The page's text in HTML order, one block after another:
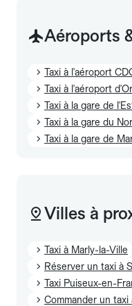
Aéroports
Taxi à l'aéroport
Taxi à l'aéroport
Taxi à la gare de
Taxi à la gare du
Taxi à la gare de
Villes à
Taxi à Marly-la-Ville
Réserver un taxi à
Taxi Puiseux-en-
Commander un taxi